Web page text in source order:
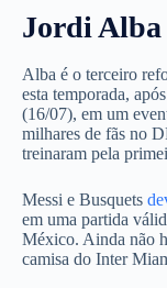
Jordi
Alba é o terceiro
esta temporada, após
(16/07), em um
milhares de fãs no
treinaram pela
Messi e Busquets
em uma partida
México. Ainda não
camisa do Inter